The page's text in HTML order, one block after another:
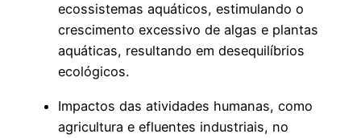
ecossistemas aquáticos, estimulando o
crescimento excessivo de algas e plantas
aquáticas, resultando em desequilíbrios
ecológicos.
Impactos das atividades humanas, como
agricultura e efluentes industriais, no